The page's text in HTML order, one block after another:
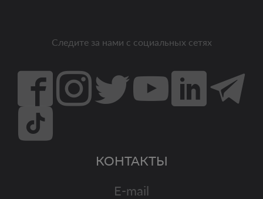
Следите за нами с социальных сетях
КОНТАКТЫ
E-mail